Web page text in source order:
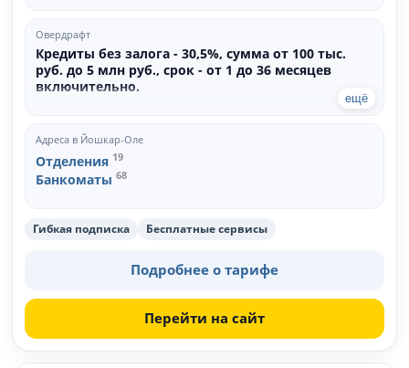
Овердрафт
Кредиты без залога - 30,5%, сумма от 100 тыс.
руб. до 5 млн руб., срок - от 1 до 36 месяцев
включительно.
ещё
Адреса в Йошкар-Оле
Отделения 19
Банкоматы68
Гибкая подписка Бесплатные сервисы
Подробнее о тарифе
Перейти на сайт